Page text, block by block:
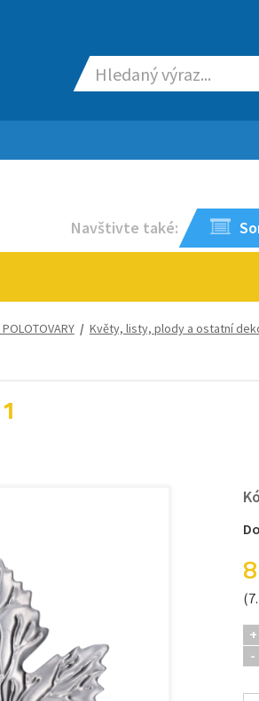
Navštivte také:
/ Květy, listy, plody a ostatní
+
-